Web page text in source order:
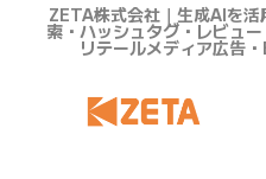
ZETA株式会社｜生成AIを
索・ハッシュタグ・レビュ
リテールメディア広告